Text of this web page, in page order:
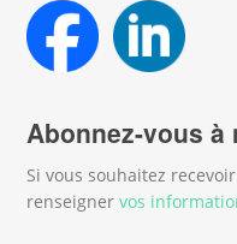
Abonnez-vous à
Si vous souhaitez
renseignervos